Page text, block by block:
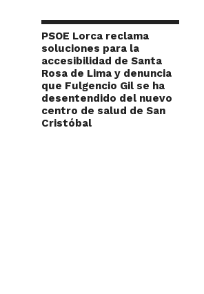
PSOE Lorca reclama
soluciones para la
accesibilidad de Santa
Rosa de Lima y denuncia
que Fulgencio Gil se ha
desentendido del nuevo
centro de salud de San
Cristóbal